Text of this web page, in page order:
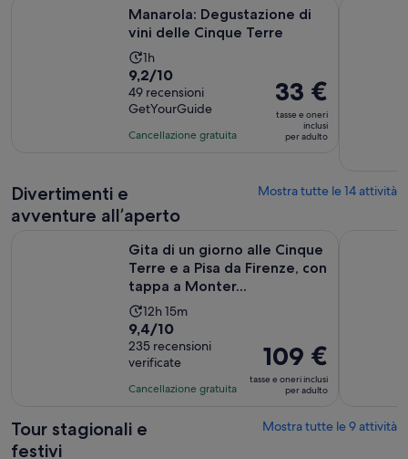
recensione
attuale
è
per
adulto
Manarola: Degustazione di
vini delle Cinque Terre
L’attività
dura
Un’ora
1h
Valutazione
di
9.2
su
di
49
recensioni
9,2/10
49 recensioni
GetYourGuide
Cancellazione gratuita
Il
prezzo
è
33 €
33 €
tasse e oneri
inclusi
per adulto
Divertimenti e
avventure all’aperto
Mostra tutte le 14 attività
Gita di un giorno alle Cinque
Terre e a Pisa da Firenze, con
tappa a Monter...
L’attività
dura
12
ore
e
minuti
12h 15m
Valutazione
di
9.4
su
sulla
9,4/10
235 recensioni
verificate
Cancellazione gratuita
Il
prezzo
è
per
109 €
tasse e oneri inclusi
per adulto
Tour stagionali e
festivi
Mostra tutte le 9 attività